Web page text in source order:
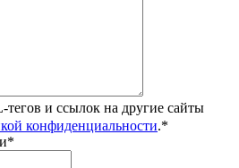
тегов и ссылок на другие сайты
конфиденциальности.*
*